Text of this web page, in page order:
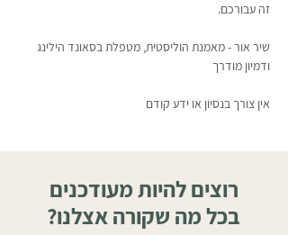
זה עבורכם.
שיר אור - מאמנת הוליסטית, מטפלת בסאונד הילינג
ודמיון מודרך
אין צורך בנסיון או ידע קודם
רוצים להיות מעודכנים
בכל מה שקורה אצלנו?